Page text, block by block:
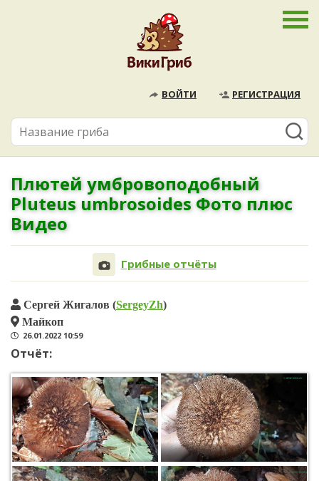
ВОЙТИ РЕГИСТРАЦИЯ
Плютей умбровоподобный
Pluteus umbrosoides Фото плюс
Видео
Грибные отчёты
Сергей Жигалов (SergeyZh)
Майкоп
26.01.2022 10:59
Отчёт: